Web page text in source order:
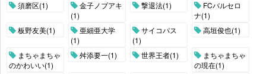
須磨区(1)
金子ノブアキ
(1)
撃退法(1)
FCバルセロ
ナ(1)
板野友美(1)
亜細亜大学
(1)
サイコパス
(1)
高垣俊也(1)
まちゃまちゃ
のかわいい(1)
舛添要一(1) 世界王者(1)
まちゃまちゃ
の現在(1)